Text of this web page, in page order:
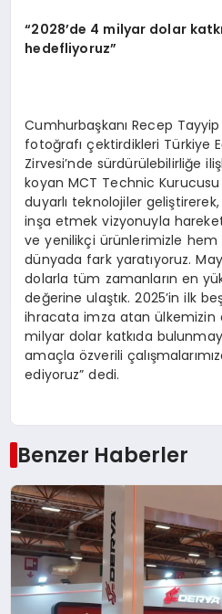
“2028’de 4 milyar dolar
hedefliyoruz”
Cumhurbaşkanı Recep
fotoğrafı çektirdikleri Türkiye
Zirvesi’nde sürdürülebilirliğe
koyan MCT Technic Kurucusu
duyarlı teknolojiler
inşa etmek vizyonuyla
ve yenilikçi ürünlerimizle hem
dünyada fark yaratıyoruz.
dolarla tüm zamanların en
değerine ulaştık. 2025’in ilk
ihracata imza atan ülkemizin
milyar dolar katkıda
amaçla özverili
ediyoruz” dedi.
Benzer Haberler